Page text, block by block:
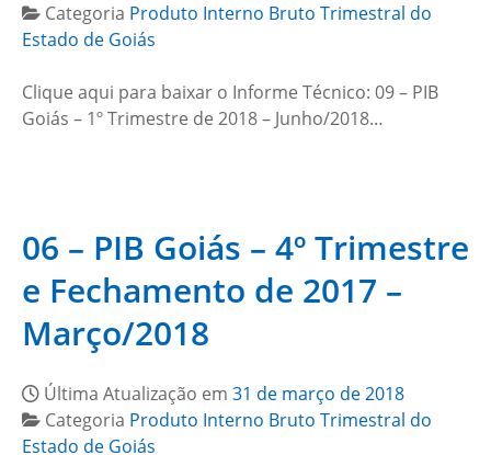
Categoria Produto Interno Bruto Trimestral do
Estado de Goiás
Clique aqui para baixar o Informe Técnico: 09 – PIB
Goiás – 1º Trimestre de 2018 – Junho/2018…
06 – PIB Goiás – 4º Trimestre
e Fechamento de 2017 –
Março/2018
Última Atualização em 31 de março de 2018
Categoria Produto Interno Bruto Trimestral do
Estado de Goiás